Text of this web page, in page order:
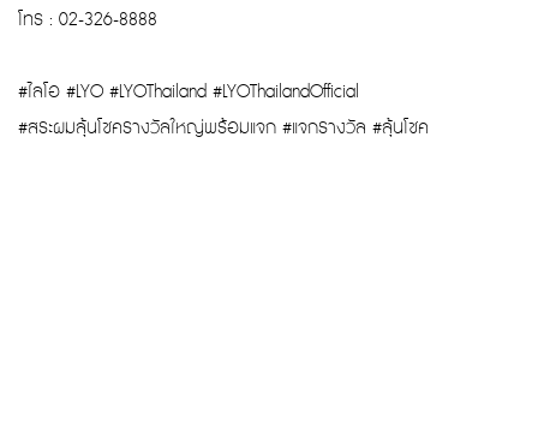
โทร : 02-326-8888
#ไลโอ #LYO #LYOThailand #LYOThailandOfficial
#สระผมลุ้นโชครางวัลใหญ่พร้อมแจก #แจกรางวัล #ลุ้นโชค